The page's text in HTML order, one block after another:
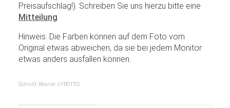
Preisaufschlag!). Schreiben Sie uns hierzu bitte eine
Mitteilung
Hinweis: Die Farben können auf dem Foto vom
Original etwas abweichen, da sie bei jedem Monitor
etwas anders ausfallen können.
Schnitt Beanie: LYBSTES